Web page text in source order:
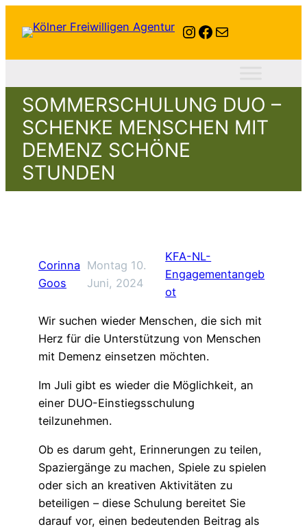
Instagram
Facebook
E-Mail
SOMMERSCHULUNG DUO –
SCHENKE MENSCHEN MIT
DEMENZ SCHÖNE
STUNDEN
Corinna
Goos
Montag 10.
Juni, 2024
KFA-NL-
Engagementangeb
ot
Wir suchen wieder Menschen, die sich mit
Herz für die Unterstützung von Menschen
mit Demenz einsetzen möchten.
Im Juli gibt es wieder die Möglichkeit, an
einer DUO-Einstiegsschulung
teilzunehmen.
Ob es darum geht, Erinnerungen zu teilen,
Spaziergänge zu machen, Spiele zu spielen
oder sich an kreativen Aktivitäten zu
beteiligen – diese Schulung bereitet Sie
darauf vor, einen bedeutenden Beitrag als